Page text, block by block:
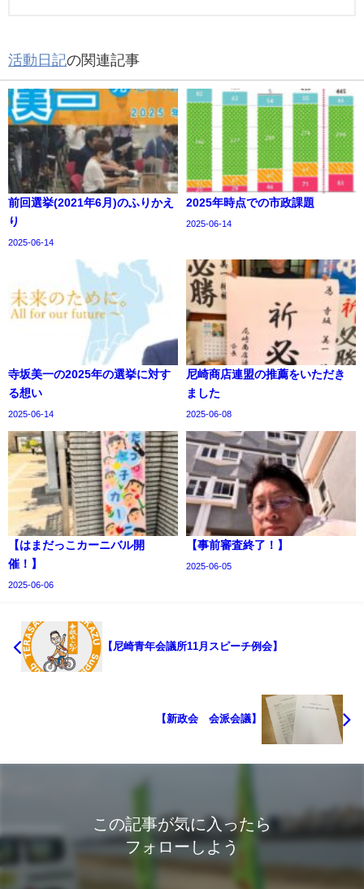
活動日記の関連記事
前回選挙(2021年6月)のふりかえ
り
2025-06-14
2025年時点での市政課題
2025-06-14
寺坂美一の2025年の選挙に対す
る想い
2025-06-14
尼崎商店連盟の推薦をいただき
ました
2025-06-08
【はまだっこカーニバル開
催！】
2025-06-06
【事前審査終了！】
2025-06-05
【尼崎青年会議所11月スピーチ例会】
【新政会 会派会議】
この記事が気に入ったら
フォローしよう